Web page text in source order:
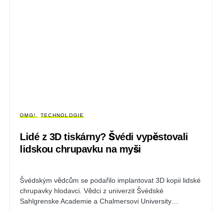
OMG! TECHNOLOGIE
Lidé z 3D tiskárny? Švédi vypěstovali
lidskou chrupavku na myši
Švédským vědcům se podařilo implantovat 3D kopii lidské
chrupavky hlodavci. Vědci z univerzit Švédské
Sahlgrenske Academie a Chalmersovi University…